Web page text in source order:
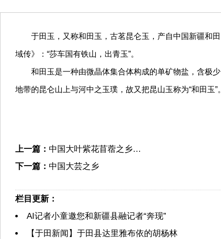
于田玉，又称和田玉，古茗昆仑玉，产自中国新疆和田
域传》：“莎车国有铁山，出青玉”。
和田玉是一种由微晶体集合体构成的单矿物盐，含极少
地带的昆仑山上与河中之玉璞，故又把昆山玉称为“和田玉”
上一篇： 中国大叶紫花苜蓿之乡…
下一篇： 中国大芸之乡
栏目更新：
AI记者小童邀您和新疆县融记者“奔现”
【于田新闻】于田县达里雅布依的胡杨林